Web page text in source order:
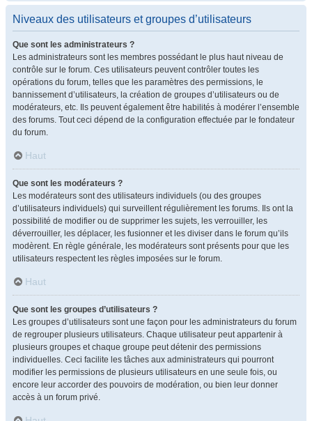
Niveaux des utilisateurs et groupes d’utilisateurs
Que sont les administrateurs ?
Les administrateurs sont les membres possédant le plus haut niveau de
contrôle sur le forum. Ces utilisateurs peuvent contrôler toutes les
opérations du forum, telles que les paramètres des permissions, le
bannissement d’utilisateurs, la création de groupes d’utilisateurs ou de
modérateurs, etc. Ils peuvent également être habilités à modérer l’ensemble
des forums. Tout ceci dépend de la configuration effectuée par le fondateur
du forum.
Haut
Que sont les modérateurs ?
Les modérateurs sont des utilisateurs individuels (ou des groupes
d’utilisateurs individuels) qui surveillent régulièrement les forums. Ils ont la
possibilité de modifier ou de supprimer les sujets, les verrouiller, les
déverrouiller, les déplacer, les fusionner et les diviser dans le forum qu’ils
modèrent. En règle générale, les modérateurs sont présents pour que les
utilisateurs respectent les règles imposées sur le forum.
Haut
Que sont les groupes d’utilisateurs ?
Les groupes d’utilisateurs sont une façon pour les administrateurs du forum
de regrouper plusieurs utilisateurs. Chaque utilisateur peut appartenir à
plusieurs groupes et chaque groupe peut détenir des permissions
individuelles. Ceci facilite les tâches aux administrateurs qui pourront
modifier les permissions de plusieurs utilisateurs en une seule fois, ou
encore leur accorder des pouvoirs de modération, ou bien leur donner
accès à un forum privé.